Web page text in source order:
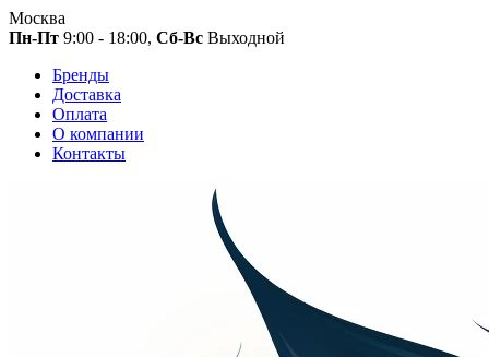
Москва
Пн-Пт 9:00 - 18:00, Сб-Вс Выходной
Бренды
Доставка
Оплата
О компании
Контакты